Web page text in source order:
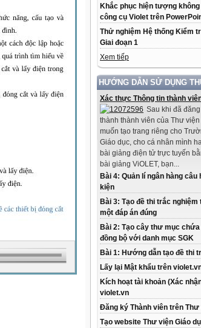
Khắc phục hiện tượng
công cụ Violet trên
Thử nghiệm Hệ thống Kiểm
Giai đoạn 1
Xem tiếp
HƯỚNG DẪN SỬ DỤNG
Xác thực Thông tin thành
Sau khi đã
thành thành viên của Thư
muốn tạo trang riêng cho
Giáo dục, cho cá nhân mình
bài giảng điện tử trực tuyến
bài giảng ViOLET, bạn...
Bài 4: Quản lí ngân hàng
kiện
Bài 3: Tạo đề thi trắc
một đáp án đúng
Bài 2: Tạo cây thư mục
đồng bộ với danh mục SGK
Bài 1: Hướng dẫn tạo đề thi
Lấy lại Mật khẩu trên
Kích hoạt tài khoản (Xác
violet.vn
Đăng ký Thành viên trên Thư
Tạo website Thư viện Giáo